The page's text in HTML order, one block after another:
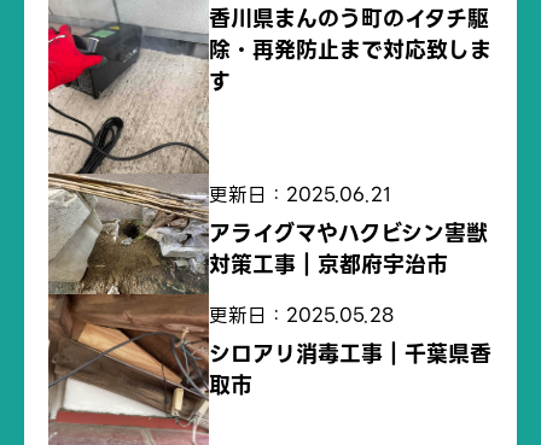
香川県まんのう町のイタチ駆
除・再発防止まで対応致しま
す
更新日：2025.06.21
アライグマやハクビシン害獣
対策工事｜京都府宇治市
更新日：2025.05.28
シロアリ消毒工事｜千葉県香
取市